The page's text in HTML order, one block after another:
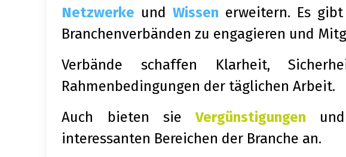
Netzwerke undWissen erweitern. Es gibt
Branchenverbänden zu engagieren und
Verbände schaffen Klarheit,
Rahmenbedingungen der täglichen Arbeit.
Auch bieten sieVergünstigungen
interessanten Bereichen der Branche an.